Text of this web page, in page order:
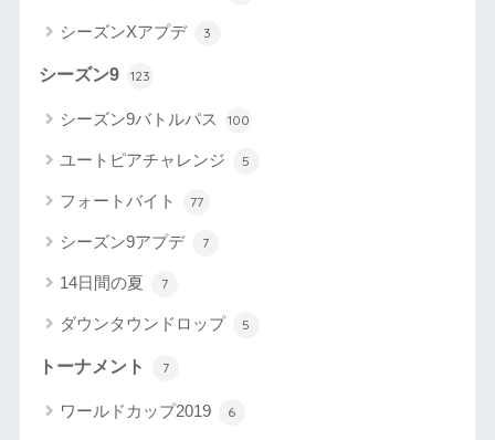
シーズンXアプデ 3
シーズン9 123
シーズン9バトルパス 100
ユートピアチャレンジ 5
フォートバイト 77
シーズン9アプデ 7
14日間の夏 7
ダウンタウンドロップ 5
トーナメント 7
ワールドカップ2019 6